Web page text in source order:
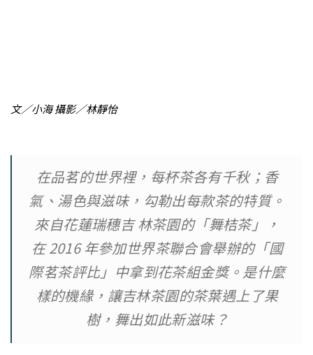
文／小海 攝影／林靜怡
在品茗的世界裡，每杯茶各有千秋；香
氣、湯色與滋味，勾勒出每款茶的特質。
來自花蓮瑞穗吉 林茶園的「舞桔茶」，
在 2016 年參加世界茶聯合會舉辦的「國
際茗茶評比」中拿到花茶組金獎。是什麼
樣的機緣，讓吉林茶園的茶葉遇上了果
樹，舞出如此新滋味？